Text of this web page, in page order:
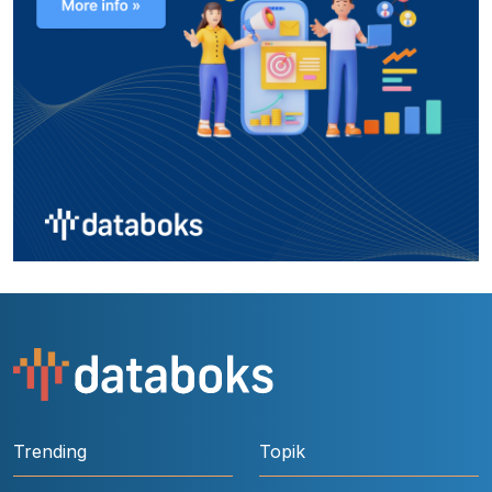
Trending Topik